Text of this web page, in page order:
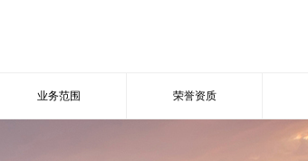
业务范围 荣誉资质